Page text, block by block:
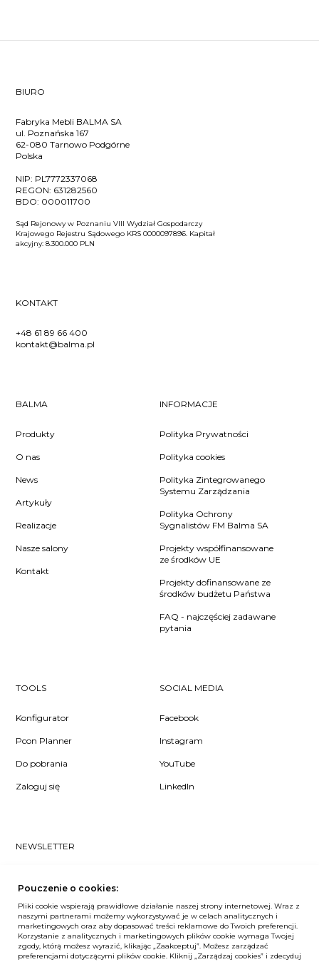
BIURO
Fabryka Mebli BALMA SA
ul. Poznańska 167
62-080 Tarnowo Podgórne
Polska
NIP: PL7772337068
REGON: 631282560
BDO: 000011700
Sąd Rejonowy w Poznaniu VIII Wydział Gospodarczy
Krajowego Rejestru Sądowego KRS 0000097896. Kapitał
akcyjny: 8.300.000 PLN
KONTAKT
+48 61 89 66 400
kontakt@balma.pl
BALMA
Produkty
O nas
News
Artykuły
Realizacje
Nasze salony
Kontakt
INFORMACJE
Polityka Prywatności
Polityka cookies
Polityka Zintegrowanego
Systemu Zarządzania
Polityka Ochrony
Sygnalistów FM Balma SA
Projekty współfinansowane
ze środków UE
Projekty dofinansowane ze
środków budżetu Państwa
FAQ - najczęściej zadawane
pytania
TOOLS
Konfigurator
Pcon Planner
Do pobrania
Zaloguj się
SOCIAL MEDIA
Facebook
Instagram
YouTube
LinkedIn
NEWSLETTER
się do naszego #nospam newslettera!
ZAPISZ MNIE
Pouczenie o cookies:
Pliki cookie wspierają prawidłowe działanie naszej strony internetowej. Wraz z
naszymi partnerami możemy wykorzystywać je w celach analitycznych i
marketingowych oraz aby dopasować treści reklamowe do Twoich preferencji.
Korzystanie z analitycznych i marketingowych plików cookie wymaga Twojej
zgody, którą możesz wyrazić, klikając „Zaakceptuj”. Możesz zarządzać
preferencjami dotyczącymi plików cookie. Kliknij „Zarządzaj cookies” i zdecyduj